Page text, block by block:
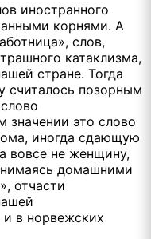
иностранного
корнями. А
слов,
катаклизма,
стране. Тогда
считалось позорным
значении это слово
иногда сдающую
вовсе не женщину,
домашними
отчасти
и в норвежских